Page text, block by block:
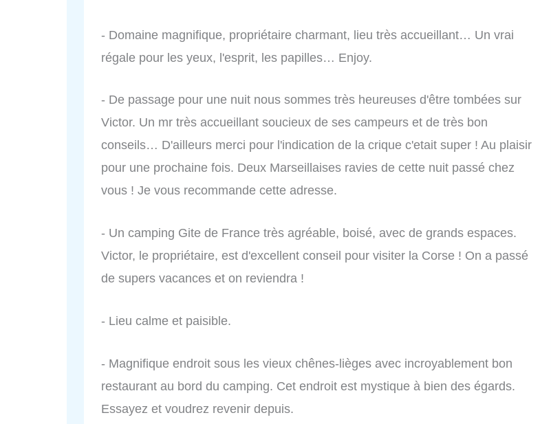
- Domaine magnifique, propriétaire charmant, lieu très accueillant… Un vrai
régale pour les yeux, l'esprit, les papilles… Enjoy.
- De passage pour une nuit nous sommes très heureuses d'être tombées sur
Victor. Un mr très accueillant soucieux de ses campeurs et de très bon
conseils… D'ailleurs merci pour l'indication de la crique c'etait super ! Au plaisir
pour une prochaine fois. Deux Marseillaises ravies de cette nuit passé chez
vous ! Je vous recommande cette adresse.
- Un camping Gite de France très agréable, boisé, avec de grands espaces.
Victor, le propriétaire, est d'excellent conseil pour visiter la Corse ! On a passé
de supers vacances et on reviendra !
- Lieu calme et paisible.
- Magnifique endroit sous les vieux chênes-lièges avec incroyablement bon
restaurant au bord du camping. Cet endroit est mystique à bien des égards.
Essayez et voudrez revenir depuis.